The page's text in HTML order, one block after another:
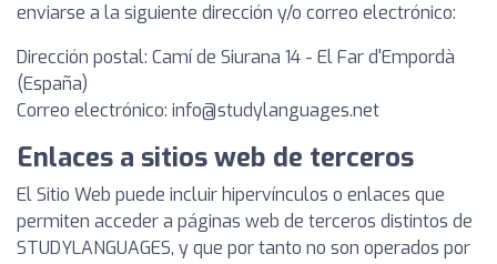
enviarse a la siguiente dirección y/o correo electrónico:
Dirección postal: Camí de Siurana 14 - El Far d'Empordà
(España)
Correo electrónico: info@studylanguages.net
Enlaces a sitios web de terceros
El Sitio Web puede incluir hipervínculos o enlaces que
permiten acceder a páginas web de terceros distintos de
STUDYLANGUAGES, y que por tanto no son operados por